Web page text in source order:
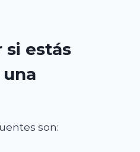
si estás
son: